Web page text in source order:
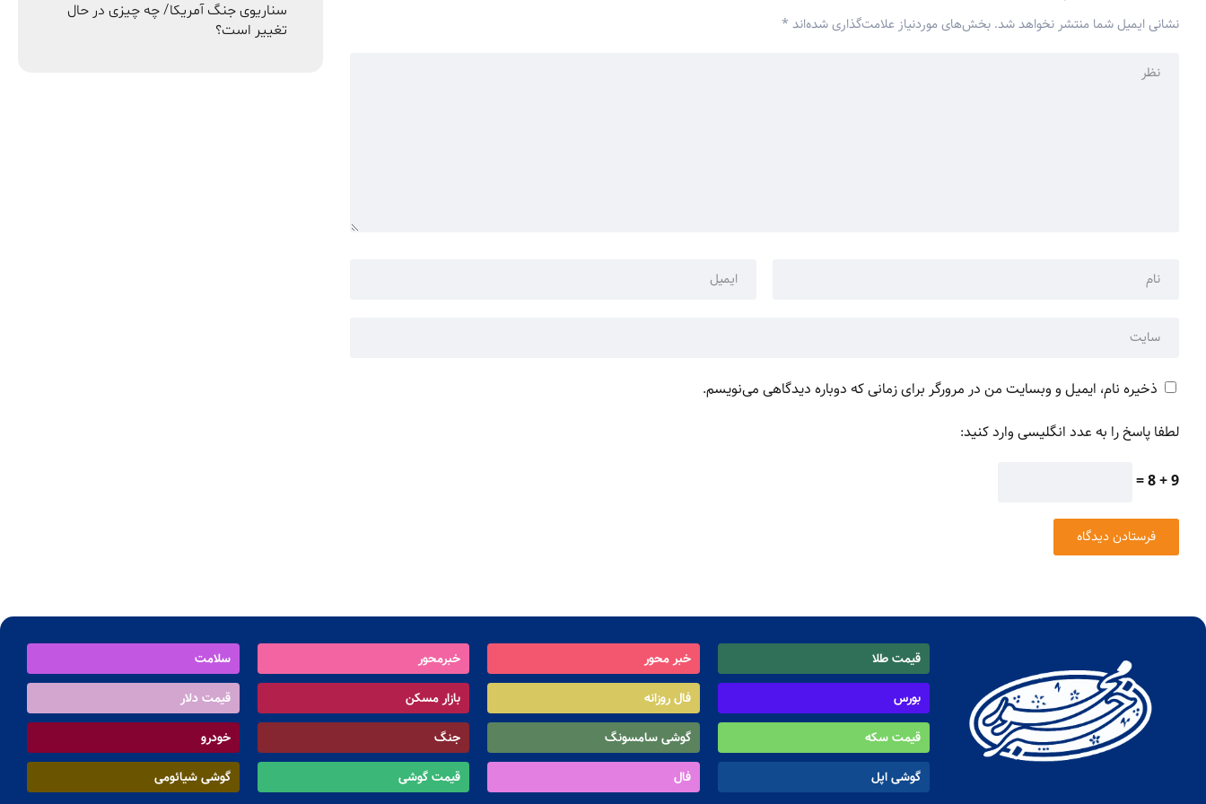
نشانی ایمیل شما منتشر نخواهد شد. بخش‌های موردنیاز علامت‌گذاری شده‌اند *
ذخیره نام، ایمیل و وبسایت من در مرورگر برای زمانی که دوباره دیدگاهی می‌نویسم.
لطفا پاسخ را به عدد انگلیسی وارد کنید:
9 + 8 =
سناریوی جنگ آمریکا/ چه چیزی در حال
تغییر است؟
قیمت طلا خبر محور خبرمحور
سلامت
بورس
فال روزانه بازار مسکن
قیمت دلار
قیمت سکه
گوشی سامسونگ جنگ
خودرو
گوشی اپل
فال قیمت گوشی گوشی شیائومی